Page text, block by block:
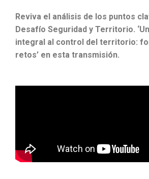
Reviva el análisis de los puntos
Desafío Seguridad y Territorio.
integral al control del territorio:
retos’ en esta transmisión.